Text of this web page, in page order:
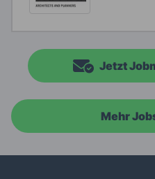
Jetzt
Mehr